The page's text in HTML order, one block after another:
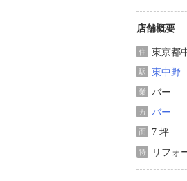
店舗概要
住 東京都
駅 東中野
業 バー
カ バー
面 7 坪
特 リフォ